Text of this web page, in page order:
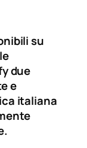
su
due
e
italiana
.